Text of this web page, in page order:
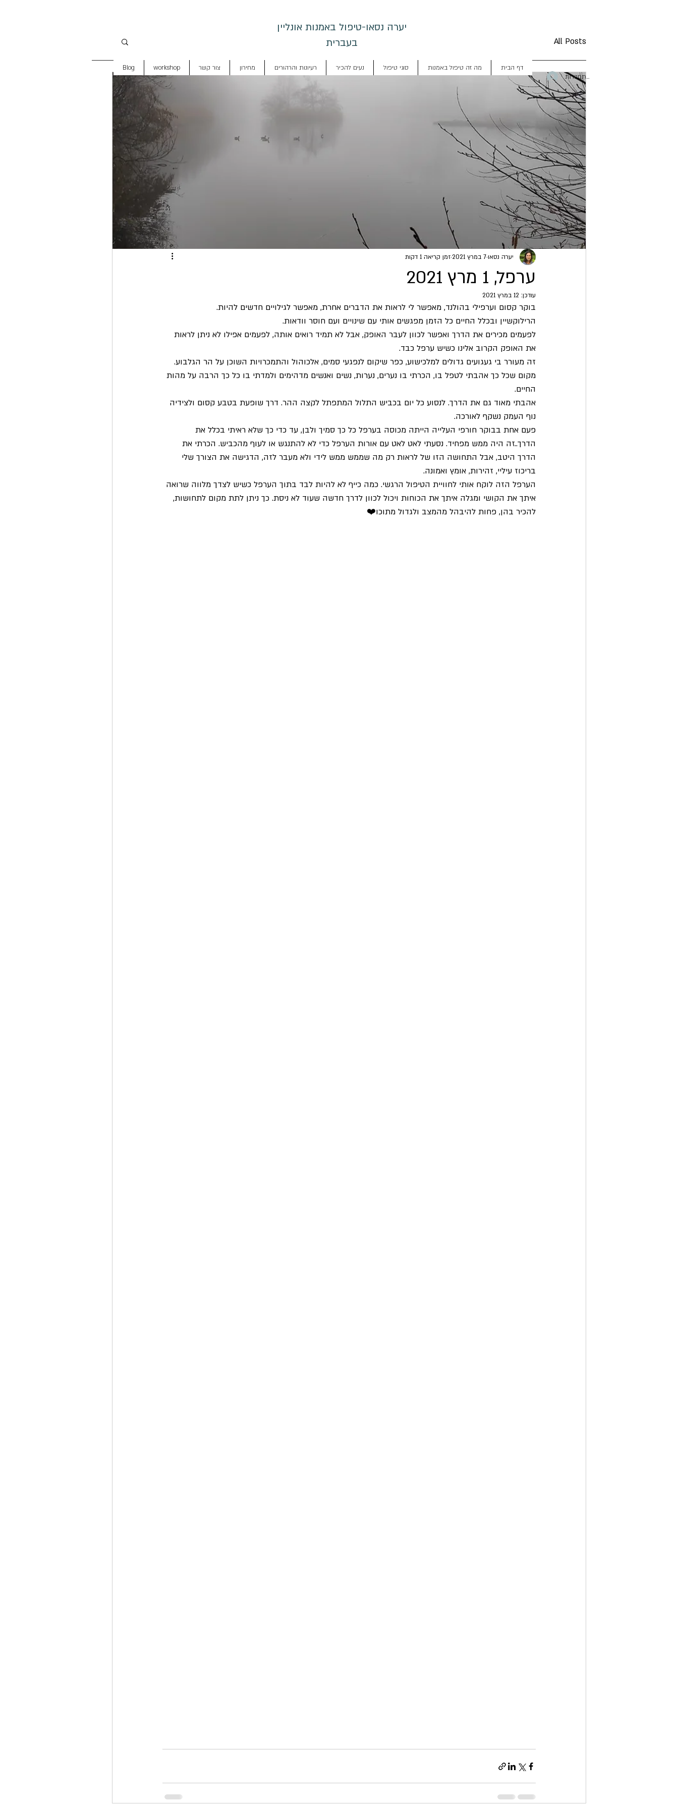
יערה נסאו-טיפול באמנות אונליין
בעברית
דף הבית מה זה טיפול באמנות סוגי טיפול נעים להכיר רעיונות והרהורים מחירון צור קשר workshop
Blog
להתחברות
All Posts
ערפל, 1 מרץ 2021
יערה נסאו7 במרץ 2021 זמן קריאה 1 דקות
עודכן: 12 במרץ 2021
בוקר קסום וערפילי בהולנד, מאפשר לי לראות את הדברים אחרת, מאפשר לגילויים חדשים להיות.
הרילוקשיין ובכלל החיים כל הזמן מפגשים אותי עם שינויים ועם חוסר וודאות.
לפעמים מכירים את הדרך ואפשר לכוון לעבר האופק, אבל לא תמיד רואים אותה, לפעמים אפילו לא ניתן לראות
את האופק הקרוב אלינו כשיש ערפל כבד.
זה מעורר בי געגועים גדולים למלכישוע, כפר שיקום לנפגעי סמים, אלכוהול והתמכרויות השוכן על הר הגלבוע.
מקום שכל כך אהבתי לטפל בו, הכרתי בו נערים, נערות, נשים ואנשים מדהימים ולמדתי בו כל כך הרבה על מהות
החיים.
אהבתי מאוד גם את הדרך. לנסוע כל יום בכביש התלול המתפתל לקצה ההר. דרך שופעת בטבע קסום ולצידיה
נוף העמק נשקף לאורכה.
פעם אחת בבוקר חורפי העלייה הייתה מכוסה בערפל כל כך סמיך ולבן, עד כדי כך שלא ראיתי בכלל את
הדרך..זה היה ממש מפחיד. נסעתי לאט לאט עם אורות הערפל כדי לא להתנגש או לעוף מהכביש. הכרתי את
הדרך היטב, אבל התחושה הזו של לראות רק מה שממש ממש לידי ולא מעבר לזה, הדגישה את הצורך שלי
בריכוז עיליי, זהירות, אומץ ואמונה.
הערפל הזה לוקח אותי לחוויית הטיפול הרגשי. כמה כייף לא להיות לבד בתוך הערפל כשיש לצדך מלווה שרואה
איתך את הקושי ומגלה איתך את הכוחות ויכול לכוון לדרך חדשה שעוד לא ניסת. כך ניתן לתת מקום לתחושות,
להכיר בהן, פחות להיבהל מהמצב ולגדול מתוכו❤️